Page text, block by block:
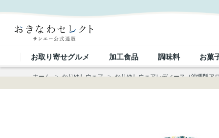
お取り寄せグルメ 加工食品 調味料 お菓
ホーム > かりゆしウェア > かりゆしウェアレディース（沖縄版ア